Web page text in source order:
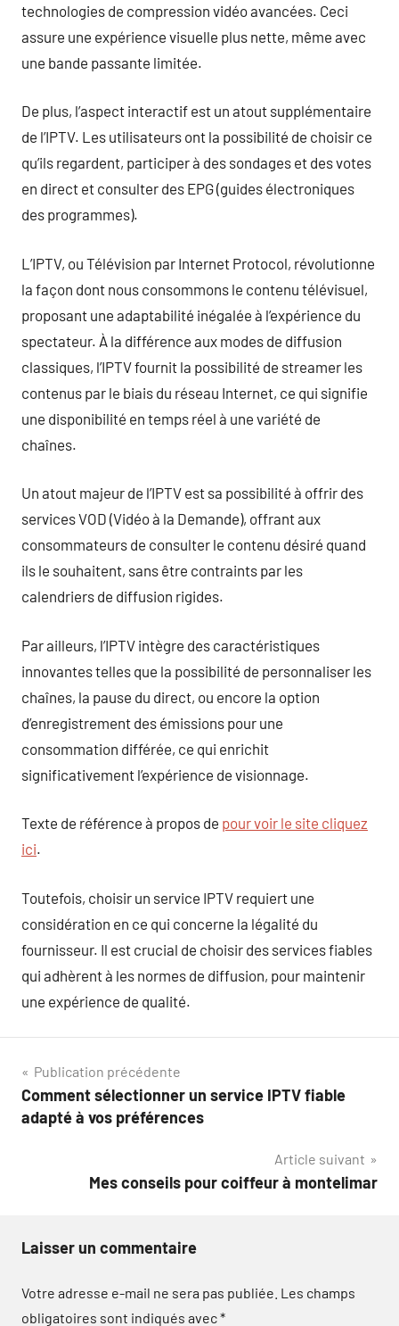
technologies de compression vidéo avancées. Ceci
assure une expérience visuelle plus nette, même avec
une bande passante limitée.
De plus, l’aspect interactif est un atout supplémentaire
de l’IPTV. Les utilisateurs ont la possibilité de choisir ce
qu’ils regardent, participer à des sondages et des votes
en direct et consulter des EPG (guides électroniques
des programmes).
L’IPTV, ou Télévision par Internet Protocol, révolutionne
la façon dont nous consommons le contenu télévisuel,
proposant une adaptabilité inégalée à l’expérience du
spectateur. À la différence aux modes de diffusion
classiques, l’IPTV fournit la possibilité de streamer les
contenus par le biais du réseau Internet, ce qui signifie
une disponibilité en temps réel à une variété de
chaînes.
Un atout majeur de l’IPTV est sa possibilité à offrir des
services VOD (Vidéo à la Demande), offrant aux
consommateurs de consulter le contenu désiré quand
ils le souhaitent, sans être contraints par les
calendriers de diffusion rigides.
Par ailleurs, l’IPTV intègre des caractéristiques
innovantes telles que la possibilité de personnaliser les
chaînes, la pause du direct, ou encore la option
d’enregistrement des émissions pour une
consommation différée, ce qui enrichit
significativement l’expérience de visionnage.
Texte de référence à propos de pour voir le site cliquez
ici.
Toutefois, choisir un service IPTV requiert une
considération en ce qui concerne la légalité du
fournisseur. Il est crucial de choisir des services fiables
qui adhèrent à les normes de diffusion, pour maintenir
une expérience de qualité.
Navigation
de
Publication précédente
Comment sélectionner un service IPTV fiable
adapté à vos préférences
Article suivant
Mes conseils pour coiffeur à montelimar
Laisser un commentaire
Votre adresse e-mail ne sera pas publiée. Les champs
obligatoires sont indiqués avec*